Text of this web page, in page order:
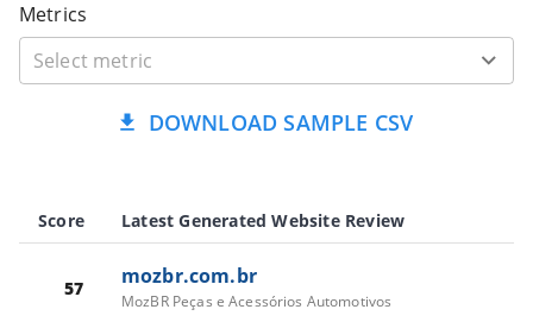
Metrics
DOWNLOAD SAMPLE CSV
Score Latest Generated Website Review
57 mozbr.com.br
MozBR Peças e Acessórios Automotivos